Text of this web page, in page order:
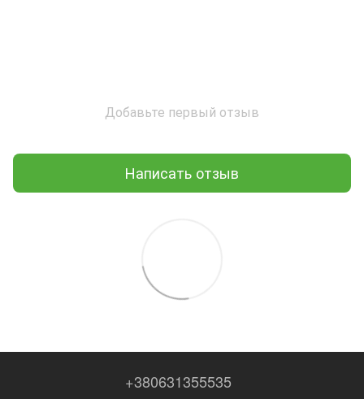
Добавьте первый отзыв
Написать отзыв
+380631355535